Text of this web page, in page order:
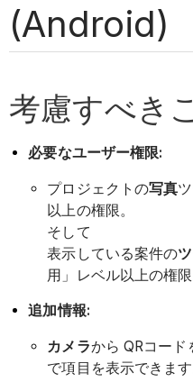
(Android)
考慮すべき
必要なユーザー権限:
プロジェクトの写真
以上の権限。
そして
表示している案件の
用」レベル以上の権限
追加情報:
カメラから QRコー
で項目を表示できます